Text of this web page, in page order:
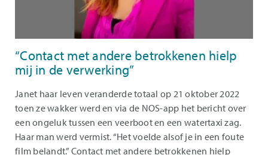
“Contact met andere betrokkenen hielp
mij in de verwerking”
Janet haar leven veranderde totaal op 21 oktober 2022
toen ze wakker werd en via de NOS-app het bericht over
een ongeluk tussen een veerboot en een watertaxi zag.
Haar man werd vermist. “Het voelde alsof je in een foute
film belandt.” Contact met andere betrokkenen hielp